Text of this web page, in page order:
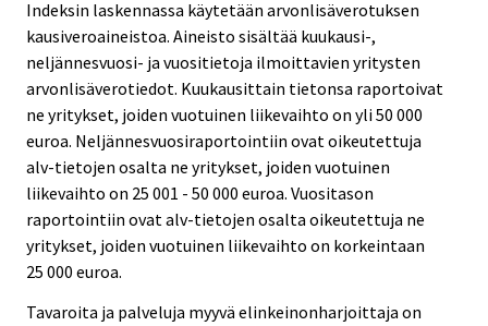
Indeksin laskennassa käytetään arvonlisäverotuksen
kausiveroaineistoa. Aineisto sisältää kuukausi-,
neljännesvuosi- ja vuositietoja ilmoittavien yritysten
arvonlisäverotiedot. Kuukausittain tietonsa raportoivat
ne yritykset, joiden vuotuinen liikevaihto on yli 50 000
euroa. Neljännesvuosiraportointiin ovat oikeutettuja
alv-tietojen osalta ne yritykset, joiden vuotuinen
liikevaihto on 25 001 - 50 000 euroa. Vuositason
raportointiin ovat alv-tietojen osalta oikeutettuja ne
yritykset, joiden vuotuinen liikevaihto on korkeintaan
25 000 euroa.
Tavaroita ja palveluja myyvä elinkeinonharjoittaja on